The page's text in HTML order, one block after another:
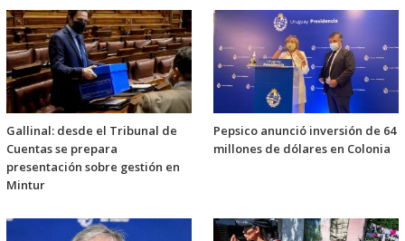
Gallinal: desde el Tribunal de
Cuentas se prepara
presentación sobre gestión en
Mintur
Pepsico anunció inversión de 64
millones de dólares en Colonia